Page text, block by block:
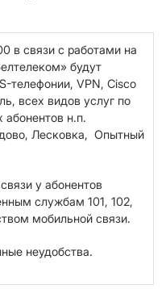
в связи с работами на
будут
телефонии, VPN, Cisco
всех видов услуг по
абонентов н.п.
Лесковка, Опытный
у абонентов
службам 101, 102,
мобильной связи.
неудобства.